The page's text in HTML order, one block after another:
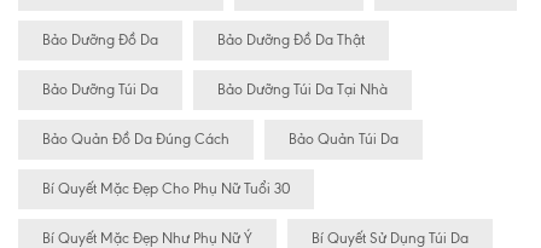
Bảo Dưỡng Đồ Da Bảo Dưỡng Đồ Da Thật
Bảo Dưỡng Túi Da Bảo Dưỡng Túi Da Tại Nhà
Bảo Quản Đồ Da Đúng Cách Bảo Quản Túi Da
Bí Quyết Mặc Đẹp Cho Phụ Nữ Tuổi 30
Bí Quyết Mặc Đẹp Như Phụ Nữ Ý Bí Quyết Sử Dụng Túi Da